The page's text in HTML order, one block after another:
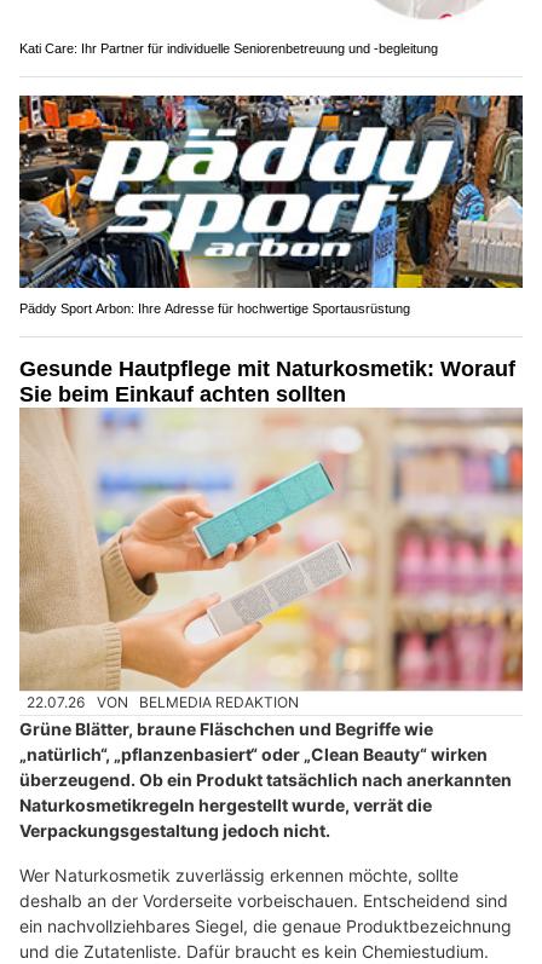
Kati Care: Ihr Partner für individuelle Seniorenbetreuung und -begleitung
Päddy Sport Arbon: Ihre Adresse für hochwertige Sportausrüstung
Gesunde Hautpflege mit Naturkosmetik: Worauf
Sie beim Einkauf achten sollten
22.07.26 VON BELMEDIA REDAKTION
Grüne Blätter, braune Fläschchen und Begriffe wie
„natürlich“, „pflanzenbasiert“ oder „Clean Beauty“ wirken
überzeugend. Ob ein Produkt tatsächlich nach anerkannten
Naturkosmetikregeln hergestellt wurde, verrät die
Verpackungsgestaltung jedoch nicht.
Wer Naturkosmetik zuverlässig erkennen möchte, sollte
deshalb an der Vorderseite vorbeischauen. Entscheidend sind
ein nachvollziehbares Siegel, die genaue Produktbezeichnung
und die Zutatenliste. Dafür braucht es kein Chemiestudium.